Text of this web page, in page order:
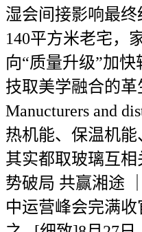
湿会间接影响最
140平方米老宅，
向“质量升级”加
技取美学融合的
Manucturers and
热机能、保温机
其实都取玻璃互
势破局 共赢湘途
中运营峰会完满